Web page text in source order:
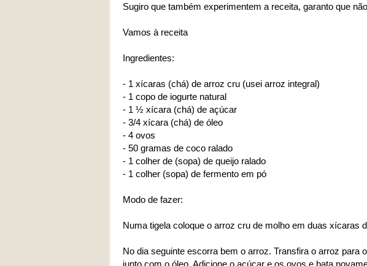
Sugiro que também experimentem a receita, garanto que
Vamos à receita
Ingredientes:
- 1 xícaras (chá) de arroz cru (usei arroz integral)
- 1 copo de iogurte natural
- 1 ½ xícara (chá) de açúcar
- 3/4 xícara (chá) de óleo
- 4 ovos
- 50 gramas de coco ralado
- 1 colher de (sopa) de queijo ralado
- 1 colher (sopa) de fermento em pó
Modo de fazer:
Numa tigela coloque o arroz cru de molho em duas xícaras
No dia seguinte escorra bem o arroz. Transfira o arroz para
junto com o óleo. Adicione o açúcar e os ovos e bata